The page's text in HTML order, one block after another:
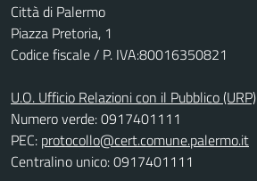
Città di Palermo
Piazza Pretoria, 1
Codice fiscale / P. IVA:80016350821
U.O. Ufficio Relazioni con il Pubblico (URP)
Numero verde: 0917401111
PEC: protocollo@cert.comune.palermo.it
Centralino unico: 0917401111